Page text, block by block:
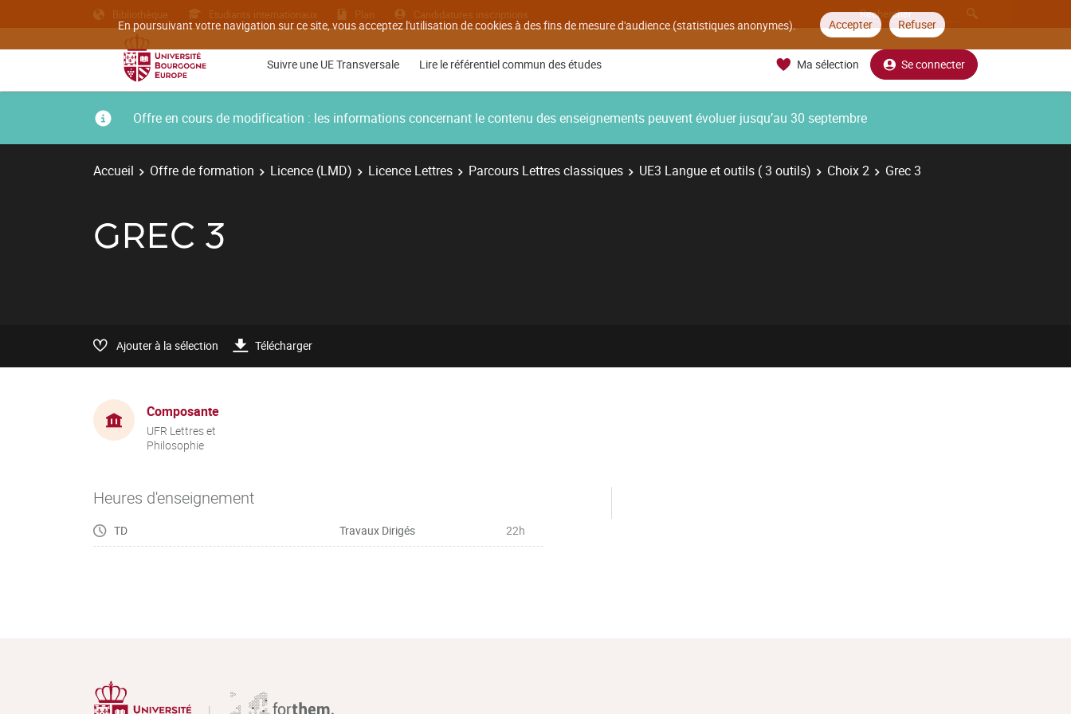
En poursuivant votre navigation sur ce site, vous acceptez l'utilisation de cookies à des fins de mesure d'audience (statistiques anonymes). Accepter Refuser
Bibliothèque Etudiants internationaux Plan Candidatures inscriptions
Suivre une UE Transversale Lire le référentiel commun des études Ma sélection Se connecter
Offre en cours de modification : les informations concernant le contenu des enseignements peuvent évoluer jusqu’au 30 septembre
Accueil Offre de formation Licence (LMD) Licence Lettres Parcours Lettres classiques UE3 Langue et outils ( 3 outils) Choix 2 Grec 3
GREC 3
Ajouter à la sélection Télécharger
Composante
UFR Lettres et
Philosophie
Heures d'enseignement
TD Travaux Dirigés 22h